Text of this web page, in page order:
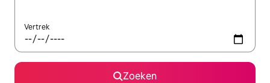
Vertrek
Zoeken